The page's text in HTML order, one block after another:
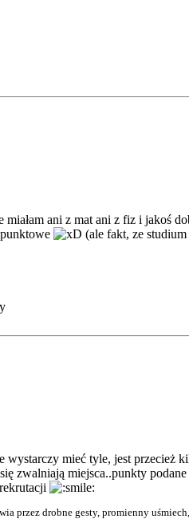
miałam ani z mat ani z fiz i jakoś
(ale fakt, ze
wystarczy mieć tyle, jest przecież
zwalniają miejsca..punkty
przez drobne gesty, promienny